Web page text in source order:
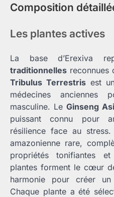
Composition
Les plantes actives
La base d’Erexiva
traditionnelles reconnues
Tribulus Terrestrisest
médecines anciennes
masculine. Le Ginseng
puissant connu pour
résilience face au
amazonienne rare,
propriétés tonifiantes
plantes forment le cœur
harmonie pour créer
Chaque plante a été